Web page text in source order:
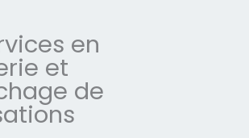
en
et
de